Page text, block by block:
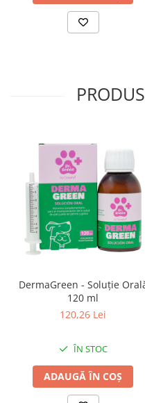
DermaGreen - Soluție
120 ml
120,26 Lei
ÎN STOC
ADAUGĂ ÎN COȘ